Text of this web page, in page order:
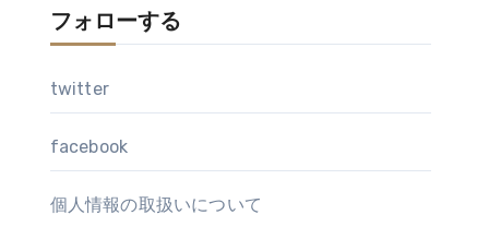
フォローする
twitter
facebook
個人情報の取扱いについて